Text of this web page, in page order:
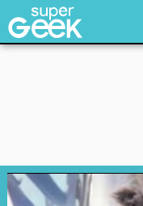
Tecnología
Videojuegos